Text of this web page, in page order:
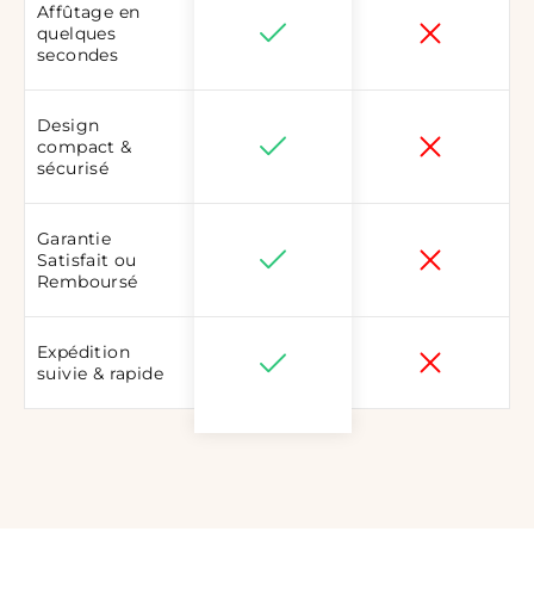
Affûtage en
quelques
secondes
Design
compact &
sécurisé
Garantie
Satisfait ou
Remboursé
Expédition
suivie & rapide